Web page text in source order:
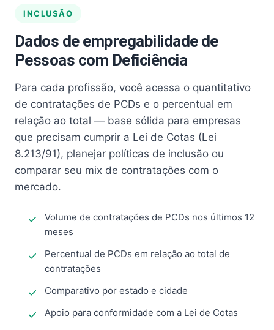
INCLUSÃO
Dados de empregabilidade de
Pessoas com Deficiência
Para cada profissão, você acessa o quantitativo
de contratações de PCDs e o percentual em
relação ao total — base sólida para empresas
que precisam cumprir a Lei de Cotas (Lei
8.213/91), planejar políticas de inclusão ou
comparar seu mix de contratações com o
mercado.
Volume de contratações de PCDs nos últimos 12
meses
Percentual de PCDs em relação ao total de
contratações
Comparativo por estado e cidade
Apoio para conformidade com a Lei de Cotas